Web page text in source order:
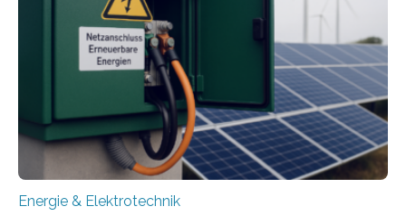
sektorübergreifend vernetzten Energiesystemen. Das
Projekt startete am 15. Oktober 2025, hat eine Laufzeit
von drei Jahren und ein Gesamtvolumen von rund 2,9
Millionen Euro, wovon 2,6 Millionen Euro durch das
Ministerium für Umwelt, Klima und…
Energie & Elektrotechnik